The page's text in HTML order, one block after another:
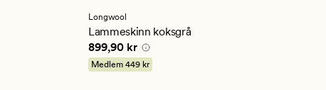
en
gjennomsnittlig
vurdering
på
4.5
Longwool
Lammeskinn koksgrå
Pris 899,90 kr
899,90 kr
Medlem 449 kr